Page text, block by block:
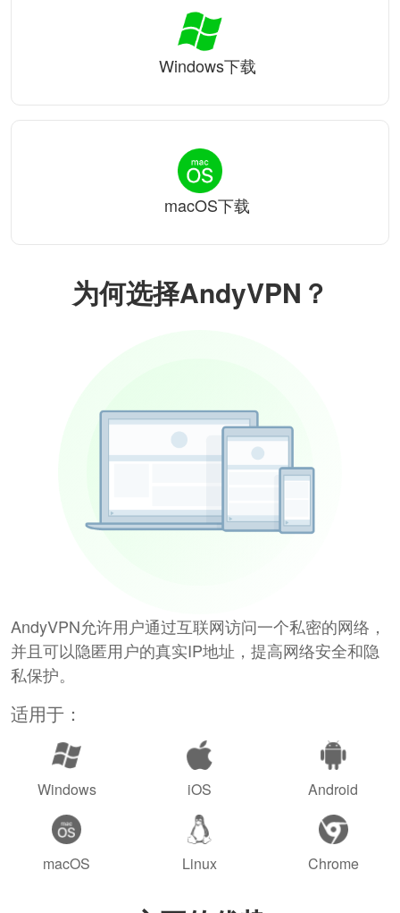
为何选择AndyVPN？
AndyVPN允许用户通过互联网访问一个私密的网络，
并且可以隐匿用户的真实IP地址，提高网络安全和隐
私保护。
适用于：
Windows iOS Android
macOS Linux Chrome
Windows下载
macOS下载